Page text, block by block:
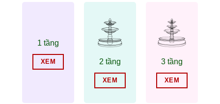
1 tầng
XEM 2 tầng
XEM
3 tầng
XEM